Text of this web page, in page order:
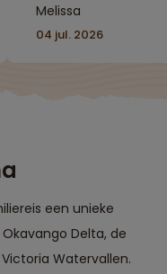
Melissa
04 jul. 2026
een unieke
Delta, de
Watervallen.